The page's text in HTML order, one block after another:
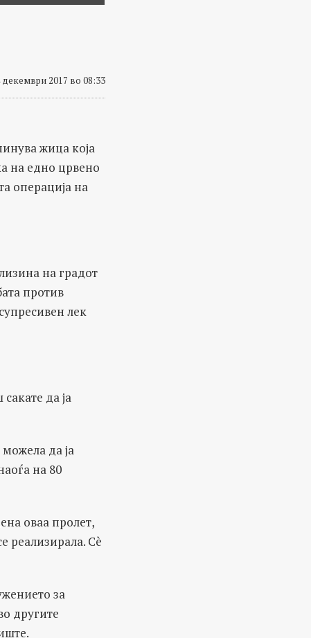
декември 2017 во 08:33
жица која
на едно црвено
операција на
на градот
против
лек
да ја
да ја
на 80
оваа пролет,
реализирала. Сè
за
другите